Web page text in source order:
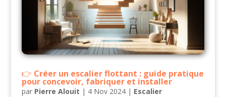
Créer un escalier flottant : guide pratique
pour concevoir, fabriquer et installer
par Pierre Alouit | 4 Nov 2024| Escalier